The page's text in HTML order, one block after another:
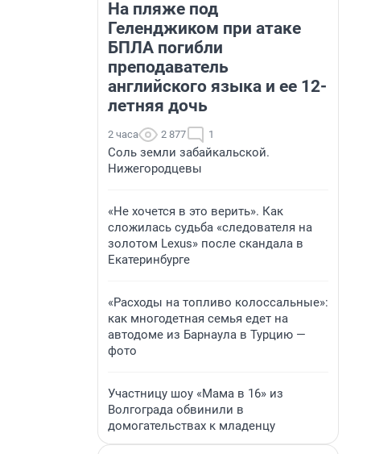
На пляже под
Геленджиком при атаке
БПЛА погибли
преподаватель
английского языка и ее 12-
летняя дочь
2 часа 2 877 1
Соль земли забайкальской.
Нижегородцевы
«Не хочется в это верить». Как
сложилась судьба «следователя на
золотом Lexus» после скандала в
Екатеринбурге
«Расходы на топливо колоссальные»:
как многодетная семья едет на
автодоме из Барнаула в Турцию —
фото
Участницу шоу «Мама в 16» из
Волгограда обвинили в
домогательствах к младенцу